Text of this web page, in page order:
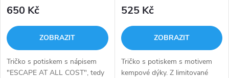
650 Kč
ZOBRAZIT
Tričko s potiskem s nápisem
"ESCAPE AT ALL COST", tedy
525 Kč
ZOBRAZIT
Tričko s potiskem s motivem
kempové dýky. Z limitované